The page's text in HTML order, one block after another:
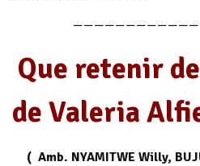
Que retenir
de Valeria
( Amb. NYAMITWE Willy,